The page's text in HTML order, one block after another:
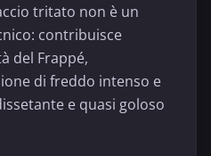
tritato non è un
contribuisce
del Frappé,
di freddo intenso e
e quasi goloso